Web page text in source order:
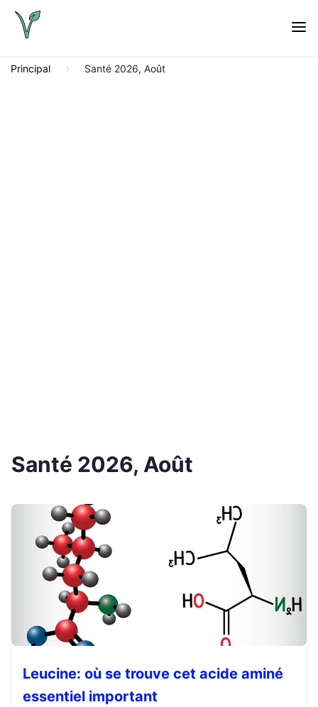
Principal Santé 2026, Août
Santé 2026, Août
Leucine: où se trouve cet acide aminé
essentiel important